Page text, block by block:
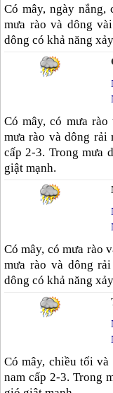
Có mây, ngày
mưa rào và dông
dông có khả năng
Có mây, có mưa
mưa rào và dông rải
cấp 2-3. Trong mưa
giật mạnh.
Có mây, có mưa rào
mưa rào và dông
dông có khả năng
Có mây, chiều tối
nam cấp 2-3. Trong